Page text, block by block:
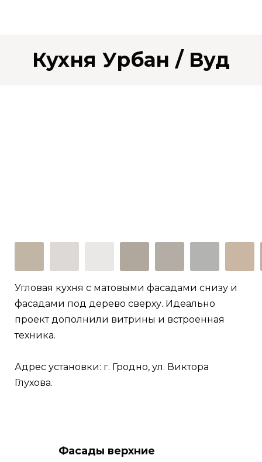
Кухня Урбан / Вуд
Угловая кухня с матовыми фасадами снизу и
фасадами под дерево сверху. Идеально
проект дополнили витрины и встроенная
техника.
Адрес установки: г. Гродно, ул. Виктора
Глухова.
Фасады верхние